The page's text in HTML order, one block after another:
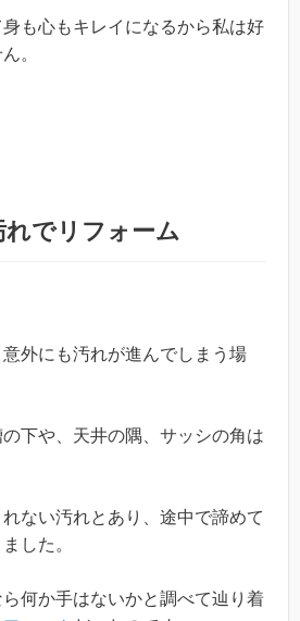
も心もキレイになるから私は好
。
でリフォーム
外にも汚れが進んでしまう場
下や、天井の隅、サッシの角は
ない汚れとあり、途中で諦めて
した。
何か手はないかと調べて辿り着